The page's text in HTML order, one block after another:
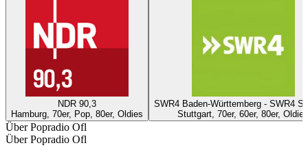
NDR 90,3
Hamburg, 70er, Pop, 80er, Oldies
SWR4 Baden-Württemberg - SWR4
Stuttgart, 70er, 60er, 80er, Oldies
Über Popradio Ofl
Über Popradio Ofl